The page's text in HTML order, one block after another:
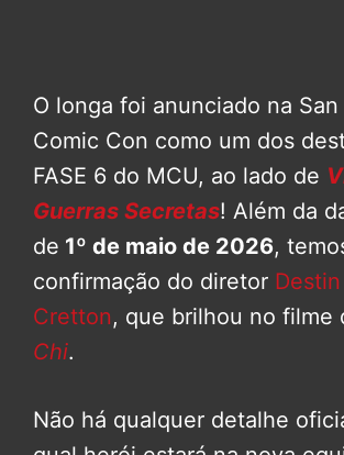
O longa foi anunciado na San
Comic Con como um dos
FASE 6 do MCU, ao lado de
Guerras Secretas! Além da
de 1º de maio de 2026,
confirmação do diretor
Cretton, que brilhou no filme
Chi.
Não há qualquer detalhe